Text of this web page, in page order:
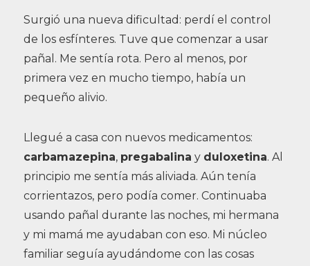
Surgió una nueva dificultad: perdí el control
de los esfínteres. Tuve que comenzar a usar
pañal. Me sentía rota. Pero al menos, por
primera vez en mucho tiempo, había un
pequeño alivio.
Llegué a casa con nuevos medicamentos:
carbamazepina, pregabalina y duloxetina. Al
principio me sentía más aliviada. Aún tenía
corrientazos, pero podía comer. Continuaba
usando pañal durante las noches, mi hermana
y mi mamá me ayudaban con eso. Mi núcleo
familiar seguía ayudándome con las cosas